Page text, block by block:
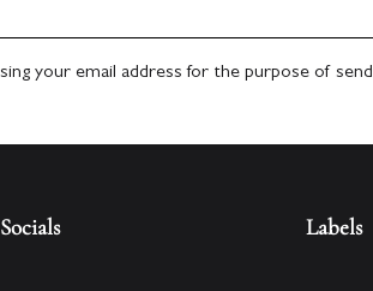
your email address for the purpose of
Socials Labels